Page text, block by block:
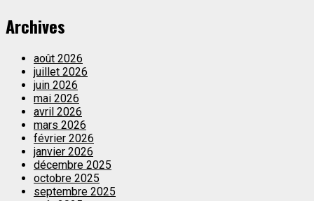
Archives
août 2026
juillet 2026
juin 2026
mai 2026
avril 2026
mars 2026
février 2026
janvier 2026
décembre 2025
octobre 2025
septembre 2025